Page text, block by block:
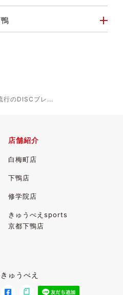
行のDISCブレ...
店舗紹介
白梅町店
下鴨店
修学院店
きゅうべえsports
京都下鴨店
ゅうべえ